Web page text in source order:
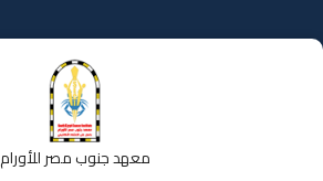
إلى
المحتوى
معهد جنوب مصر للأورام